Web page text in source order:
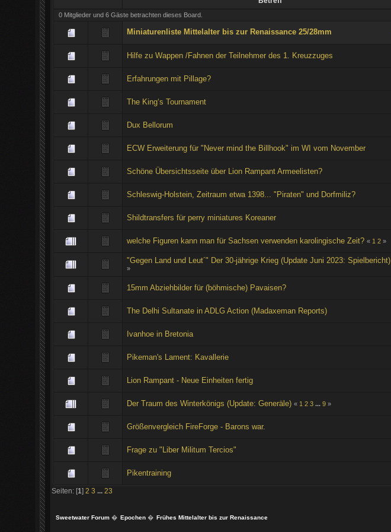
0 Mitglieder und 6 Gäste betrachten dieses Board.
Miniaturenliste Mittelalter bis zur Renaissance 25/28mm
Hilfe zu Wappen /Fahnen der Teilnehmer des 1. Kreuzzuges
Erfahrungen mit Pillage?
The King‘s Tournament
Dux Bellorum
ECW Erweiterung für "Never mind the Billhook" im WI vom November
Schöne Übersichtsseite über Lion Rampant Armeelisten?
Schleswig-Holstein, Zeitraum etwa 1398... "Piraten" und Dorfmiliz?
Shildtransfers für perry miniatures Koreaner
welche Figuren kann man für Sachsen verwenden karolingische Zeit? « 1 2»
"Gegen Land und Leut´" Der 30-jährige Krieg (Update Juni 2023: Spielbericht)
»
15mm Abziehbilder für (böhmische) Pavaisen?
The Delhi Sultanate in ADLG Action (Madaxeman Reports)
Ivanhoe in Bretonia
Pikeman's Lament: Kavallerie
Lion Rampant - Neue Einheiten fertig
Der Traum des Winterkönigs (Update: Generäle) « 1 2 3 ... 9»
Größenvergleich FireForge - Barons war.
Frage zu "Liber Militum Tercios"
Pikentraining
Seiten: [1]2 3 ...23
Sweetwater Forum� Epochen� Frühes Mittelalter bis zur Renaissance